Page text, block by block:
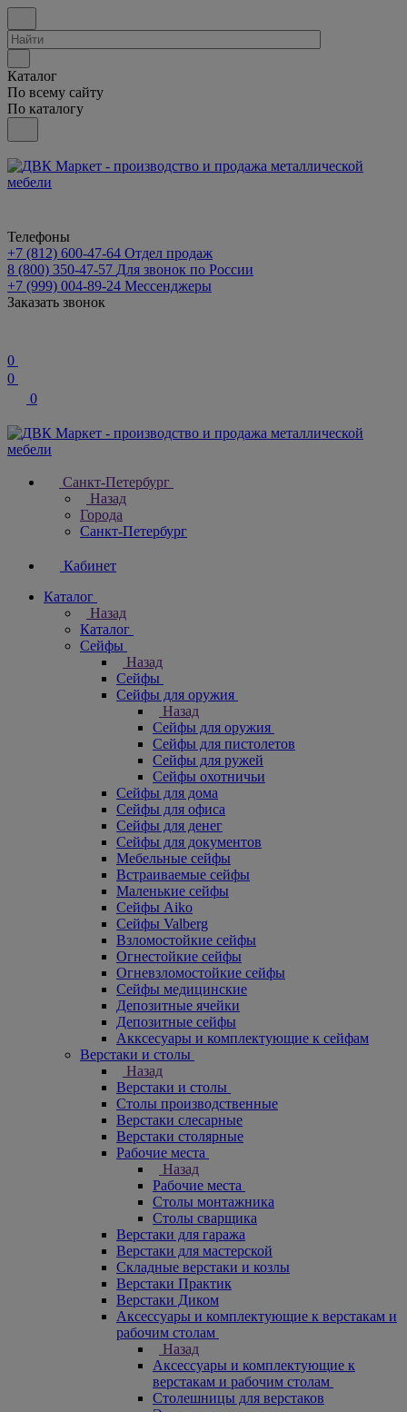
Каталог
По всему сайту
По каталогу
Телефоны
+7 (812) 600-47-64 Отдел продаж
8 (800) 350-47-57 Для звонок по России
+7 (999) 004-89-24 Мессенджеры
Заказать звонок
0
0
0
Санкт-Петербург
Назад
Города
Санкт-Петербург
Кабинет
Каталог
Назад
Каталог
Cейфы
Назад
Cейфы
Cейфы для оружия
Назад
Cейфы для оружия
Сейфы для пистолетов
Сейфы для ружей
Сейфы охотничьи
Cейфы для дома
Cейфы для офиса
Сейфы для денег
Сейфы для документов
Мебельные сейфы
Встраиваемые сейфы
Маленькие сейфы
Сейфы Aiko
Сейфы Valberg
Взломостойкие сейфы
Огнестойкие сейфы
Огневзломостойкие сейфы
Сейфы медицинские
Депозитные ячейки
Депозитные сейфы
Акксесуары и комплектующие к сейфам
Верстаки и столы
Назад
Верстаки и столы
Столы производственные
Верстаки слесарные
Верстаки столярные
Рабочие места
Назад
Рабочие места
Столы монтажника
Столы сварщика
Верстаки для гаража
Верстаки для мастерской
Складные верстаки и козлы
Верстаки Практик
Верстаки Диком
Аксессуары и комплектующие к верстакам и
рабочим столам
Назад
Аксессуары и комплектующие к
верстакам и рабочим столам
Столешницы для верстаков